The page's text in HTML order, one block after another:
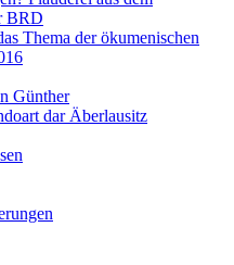
BRD
Thema der ökumenischen
Günther
dar Äberlausitz